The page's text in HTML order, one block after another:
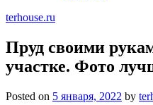
terhouse.ru
Пруд своими
участке. Фото
Posted on 5 января, 2022 by